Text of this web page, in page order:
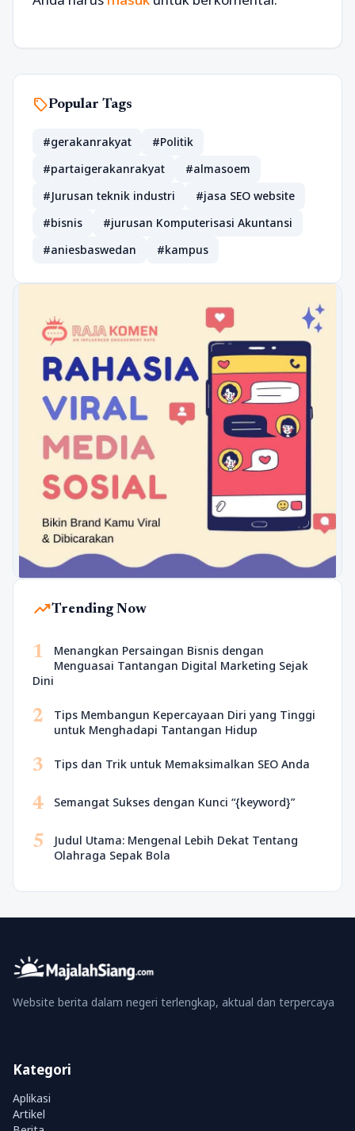
sellPopular Tags
#gerakanrakyat
#Politik
#partaigerakanrakyat
#almasoem
#Jurusan teknik industri
#jasa SEO website
#bisnis
#jurusan Komputerisasi Akuntansi
#aniesbaswedan
#kampus
trending_upTrending Now
1
Menangkan Persaingan Bisnis dengan
Menguasai Tantangan Digital Marketing Sejak
Dini
2
Tips Membangun Kepercayaan Diri yang Tinggi
untuk Menghadapi Tantangan Hidup
3 Tips dan Trik untuk Memaksimalkan SEO Anda
4 Semangat Sukses dengan Kunci “{keyword}”
5
Judul Utama: Mengenal Lebih Dekat Tentang
Olahraga Sepak Bola
Website berita dalam negeri terlengkap, aktual dan terpercaya
Kategori
Aplikasi
Artikel